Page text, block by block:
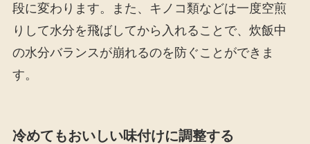
段に変わります。また、キノコ類などは一度空煎
りして水分を飛ばしてから入れることで、炊飯中
の水分バランスが崩れるのを防ぐことができま
す。
冷めてもおいしい味付けに調整する